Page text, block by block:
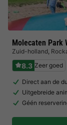
Molecaten Park
Zuid-holland,
8.3 Zeer goed
Direct aan de
Uitgebreide
Géén